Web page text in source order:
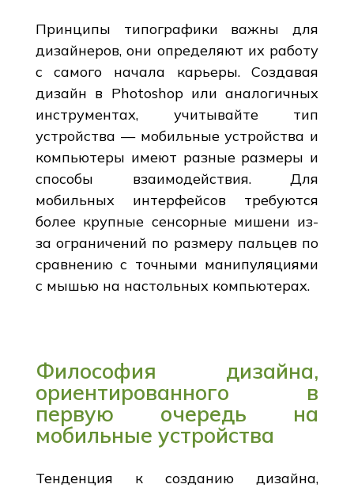
Принципы типографики важны для
дизайнеров, они определяют их работу
с самого начала карьеры. Создавая
дизайн в Photoshop или аналогичных
инструментах, учитывайте тип
устройства — мобильные устройства и
компьютеры имеют разные размеры и
способы взаимодействия. Для
мобильных интерфейсов требуются
более крупные сенсорные мишени из-
за ограничений по размеру пальцев по
сравнению с точными манипуляциями
с мышью на настольных компьютерах.
Философия дизайна,
ориентированного в
первую очередь на
мобильные устройства
Тенденция к созданию дизайна,